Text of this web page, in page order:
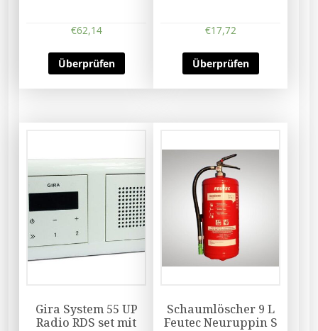
€62,14
Überprüfen
€17,72
Überprüfen
Gira System 55 UP
Radio RDS set mit
Schaumlöscher 9 L
Feutec Neuruppin S